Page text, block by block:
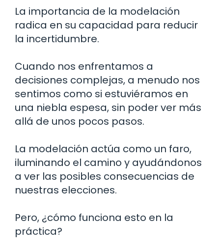
La importancia de la modelación
radica en su capacidad para reducir
la incertidumbre.
Cuando nos enfrentamos a
decisiones complejas, a menudo nos
sentimos como si estuviéramos en
una niebla espesa, sin poder ver más
allá de unos pocos pasos.
La modelación actúa como un faro,
iluminando el camino y ayudándonos
a ver las posibles consecuencias de
nuestras elecciones.
Pero, ¿cómo funciona esto en la
práctica?